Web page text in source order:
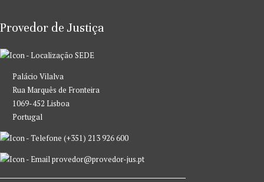
Provedor de Justiça
SEDE
Palácio Vilalva
Rua Marquês de Fronteira
1069-452 Lisboa
Portugal
(+351) 213 926 600
provedor@provedor-jus.pt